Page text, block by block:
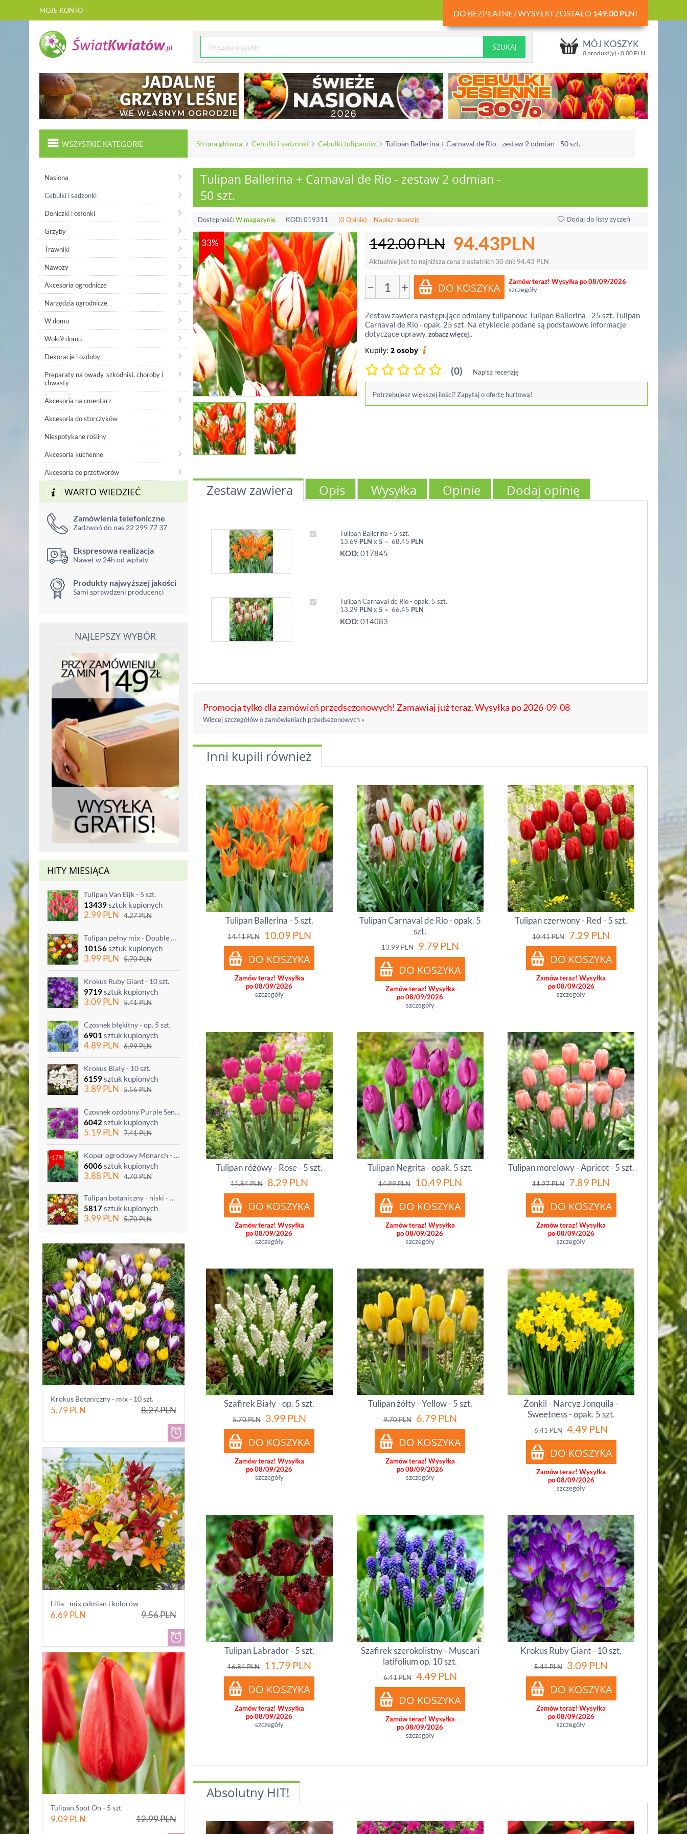
MOJE KONTO DO BEZPŁATNEJ WYSYŁKI ZOSTAŁO 149.00 PLN!
MÓJ KOSZYK
0 produkt(y) -0.00 PLN
WSZYSTKIE KATEGORIE Strona główna Cebulki i sadzonki Cebulki tulipanów Tulipan Ballerina + Carnaval de Rio - zestaw 2 odmian - 50 szt.
Nasiona
Cebulki i sadzonki
Doniczki i osłonki
Grzyby
Trawniki
Nawozy
Akcesoria ogrodnicze
Narzędzia ogrodnicze
W domu
Wokół domu
Dekoracje i ozdoby
Preparaty na owady, szkodniki, choroby i
chwasty
Akcesoria na cmentarz
Akcesoria do storczyków
Niespotykane rośliny
Akcesoria kuchenne
Akcesoria do przetworów
WARTO WIEDZIEĆ
Zamówienia telefoniczne
Zadzwoń do nas 22 299 77 37
Ekspresowa realizacja
Nawet w 24h od wpłaty
Produkty najwyższej jakości
Sami sprawdzeni producenci
NAJLEPSZY WYBÓR
HITY MIESIĄCA
Tulipan Van Eijk - 5 szt.
13439sztuk kupionych
2.99PLN 4.27PLN
Tulipan pełny mix - Double mix - 5 szt.
10156sztuk kupionych
3.99PLN 5.70PLN
Krokus Ruby Giant - 10 szt.
9719sztuk kupionych
3.09PLN 5.41PLN
Czosnek błękitny - op. 5 szt.
6901 sztuk kupionych
4.89PLN 6.99PLN
Krokus Biały - 10 szt.
6159sztuk kupionych
3.89PLN 5.56PLN
Czosnek ozdobny Purple Sensation - op. 3 szt.
6042 sztuk kupionych
5.19PLN 7.41PLN
-17% Koper ogrodowy Monarch - po ścięciu odrasta
6006sztuk kupionych
3.88 PLN 4.70PLN
Tulipan botaniczny - niski - mix kolorów - 5 szt.
5817sztuk kupionych
3.99PLN 5.70PLN
Krokus Botaniczny - mix - 10 szt.
5.79PLN 8.27PLN
Lilia - mix odmian i kolorów
6.69PLN 9.56PLN
Tulipan Spot On - 5 szt.
9.09PLN 12.99PLN
Tulipan Ballerina + Carnaval de Rio - zestaw 2 odmian -
50 szt.
Dostępność:W magazynie KOD:019311 (0 Opinie) Napisz recenzję Dodaj do listy życzeń
33% 142.00PLN 94.43PLN
Aktualnie jest to najniższa cena z ostatnich 30 dni: 94.43 PLN
− +
Zamów teraz! Wysyłka po 08/09/2026
szczegóły
Zestaw zawiera następujące odmiany tulipanów: Tulipan Ballerina - 25 szt. Tulipan
Carnaval de Rio - opak. 25 szt. Na etykiecie podane są podstawowe informacje
dotyczące uprawy.zobacz więcej..
Kupiły: 2 osoby
(0) Napisz recenzję
Potrzebujesz większej ilości? Zapytaj o ofertę hurtową!
Zestaw zawiera Opis Wysyłka Opinie Dodaj opinię
Tulipan Ballerina - 5 szt.
13.69 PLN x 5 = 68.45 PLN
KOD: 017845
Tulipan Carnaval de Rio - opak. 5 szt.
13.29 PLN x 5 = 66.45 PLN
KOD: 014083
Promocja tylko dla zamówień przedsezonowych! Zamawiaj już teraz. Wysyłka po 2026-09-08
Więcej szczegółów o zamówieniach przedsezonowych »
Inni kupili również
Tulipan Ballerina - 5 szt.
14.41PLN 10.09 PLN
Zamów teraz! Wysyłka
po 08/09/2026
szczegóły
Tulipan Carnaval de Rio - opak. 5
szt.
13.99PLN 9.79 PLN
Zamów teraz! Wysyłka
po 08/09/2026
szczegóły
Tulipan czerwony - Red - 5 szt.
10.41PLN 7.29 PLN
Zamów teraz! Wysyłka
po 08/09/2026
szczegóły
Tulipan różowy - Rose - 5 szt.
11.84PLN 8.29 PLN
Zamów teraz! Wysyłka
po 08/09/2026
szczegóły
Tulipan Negrita - opak. 5 szt.
14.99PLN 10.49 PLN
Zamów teraz! Wysyłka
po 08/09/2026
szczegóły
Tulipan morelowy - Apricot - 5 szt.
11.27PLN 7.89 PLN
Zamów teraz! Wysyłka
po 08/09/2026
szczegóły
Szafirek Biały - op. 5 szt.
5.70PLN 3.99 PLN
Zamów teraz! Wysyłka
po 08/09/2026
szczegóły
Tulipan żółty - Yellow - 5 szt.
9.70PLN 6.79 PLN
Zamów teraz! Wysyłka
po 08/09/2026
szczegóły
Żonkil - Narcyz Jonquila -
Sweetness - opak. 5 szt.
6.41PLN 4.49 PLN
Zamów teraz! Wysyłka
po 08/09/2026
szczegóły
Tulipan Labrador - 5 szt.
16.84PLN 11.79 PLN
Zamów teraz! Wysyłka
po 08/09/2026
szczegóły
Szafirek szerokolistny - Muscari
latifolium op. 10 szt.
6.41PLN 4.49 PLN
Zamów teraz! Wysyłka
po 08/09/2026
szczegóły
Krokus Ruby Giant - 10 szt.
5.41PLN 3.09 PLN
Zamów teraz! Wysyłka
po 08/09/2026
szczegóły
Absolutny HIT!